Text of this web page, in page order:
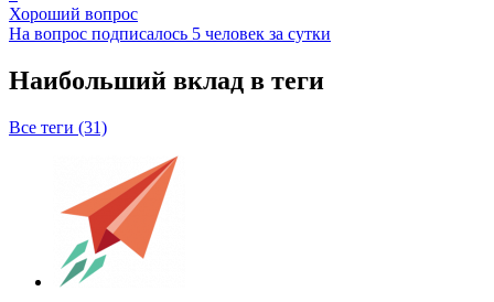
Хороший вопрос
На вопрос подписалось 5 человек за сутки
Наибольший вклад в теги
Все теги (31)